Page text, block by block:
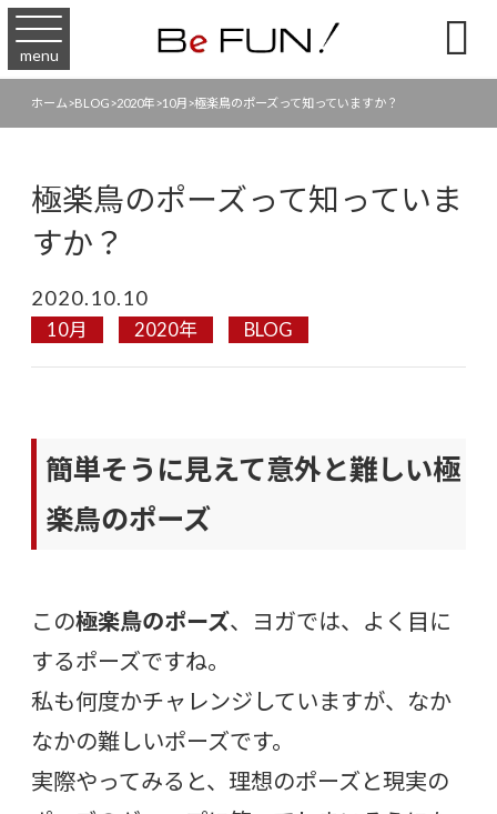
menu 
ホーム >BLOG >2020年 >10月 >極楽鳥のポーズって知っていますか？
極楽鳥のポーズって知っていま
すか？
2020.10.10
10月 2020年 BLOG
簡単そうに見えて意外と難しい極
楽鳥のポーズ
この極楽鳥のポーズ、ヨガでは、よく目に
するポーズですね。
私も何度かチャレンジしていますが、なか
なかの難しいポーズです。
実際やってみると、理想のポーズと現実の